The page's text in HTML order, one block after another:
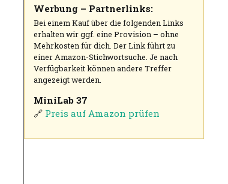
Werbung – Partnerlinks:
Bei einem Kauf über die folgenden Links
erhalten wir ggf. eine Provision – ohne
Mehrkosten für dich. Der Link führt zu
einer Amazon-Stichwortsuche. Je nach
Verfügbarkeit können andere Treffer
angezeigt werden.
MiniLab 37
🔗 Preis auf Amazon prüfen